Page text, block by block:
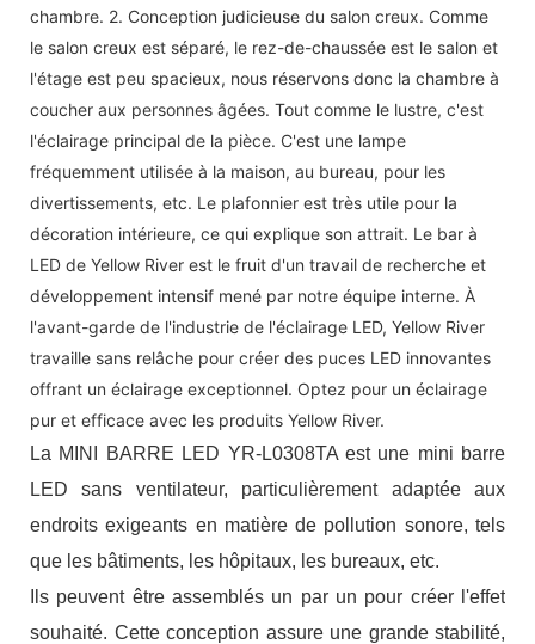
chambre. 2. Conception judicieuse du salon creux. Comme
le salon creux est séparé, le rez-de-chaussée est le salon et
l'étage est peu spacieux, nous réservons donc la chambre à
coucher aux personnes âgées. Tout comme le lustre, c'est
l'éclairage principal de la pièce. C'est une lampe
fréquemment utilisée à la maison, au bureau, pour les
divertissements, etc. Le plafonnier est très utile pour la
décoration intérieure, ce qui explique son attrait. Le bar à
LED de Yellow River est le fruit d'un travail de recherche et
développement intensif mené par notre équipe interne. À
l'avant-garde de l'industrie de l'éclairage LED, Yellow River
travaille sans relâche pour créer des puces LED innovantes
offrant un éclairage exceptionnel. Optez pour un éclairage
pur et efficace avec les produits Yellow River.
La MINI BARRE LED YR-L0308TA est une mini barre
LED sans ventilateur, particulièrement adaptée aux
endroits exigeants en matière de pollution sonore, tels
que les bâtiments, les hôpitaux, les bureaux, etc.
Ils peuvent être assemblés un par un pour créer l'effet
souhaité. Cette conception assure une grande stabilité,